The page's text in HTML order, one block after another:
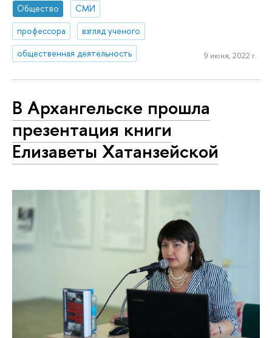
Общество
СМИ
профессора
взгляд ученого
общественная деятельность
9 июня, 2022 г.
В Архангельске прошла
презентация книги
Елизаветы Хатанзейской